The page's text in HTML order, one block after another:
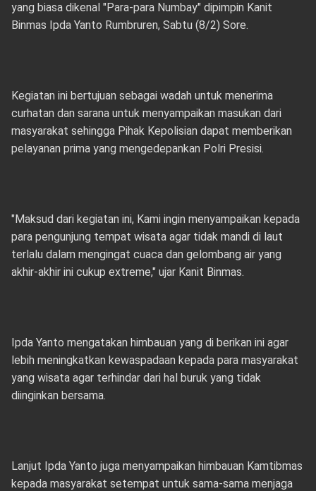
yang biasa dikenal "Para-para Numbay" dipimpin Kanit
Binmas Ipda Yanto Rumbruren, Sabtu (8/2) Sore.
Kegiatan ini bertujuan sebagai wadah untuk menerima
curhatan dan sarana untuk menyampaikan masukan dari
masyarakat sehingga Pihak Kepolisian dapat memberikan
pelayanan prima yang mengedepankan Polri Presisi.
"Maksud dari kegiatan ini, Kami ingin menyampaikan kepada
para pengunjung tempat wisata agar tidak mandi di laut
terlalu dalam mengingat cuaca dan gelombang air yang
akhir-akhir ini cukup extreme," ujar Kanit Binmas.
Ipda Yanto mengatakan himbauan yang di berikan ini agar
lebih meningkatkan kewaspadaan kepada para masyarakat
yang wisata agar terhindar dari hal buruk yang tidak
diinginkan bersama.
Lanjut Ipda Yanto juga menyampaikan himbauan Kamtibmas
kepada masyarakat setempat untuk sama-sama menjaga